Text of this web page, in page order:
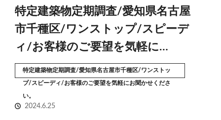
特定建築物定期調査/愛知県名古屋
市千種区/ワンストップ/スピーデ
ィ/お客様のご要望を気軽に…
特定建築物定期調査/愛知県名古屋市千種区/ワンストッ
プ/スピーディ/お客様のご要望を気軽にお聞かせくださ
い。
2024.6.25